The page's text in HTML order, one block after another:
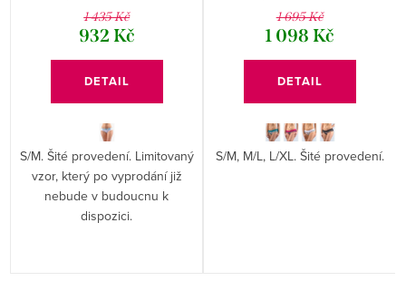
14152P
1 435 Kč
932 Kč
DETAIL
S/M. Šité provedení. Limitovaný
vzor, který po vyprodání již
nebude v budoucnu k
dispozici.
1 695 Kč
1 098 Kč
DETAIL
S/M, M/L, L/XL. Šité provedení.